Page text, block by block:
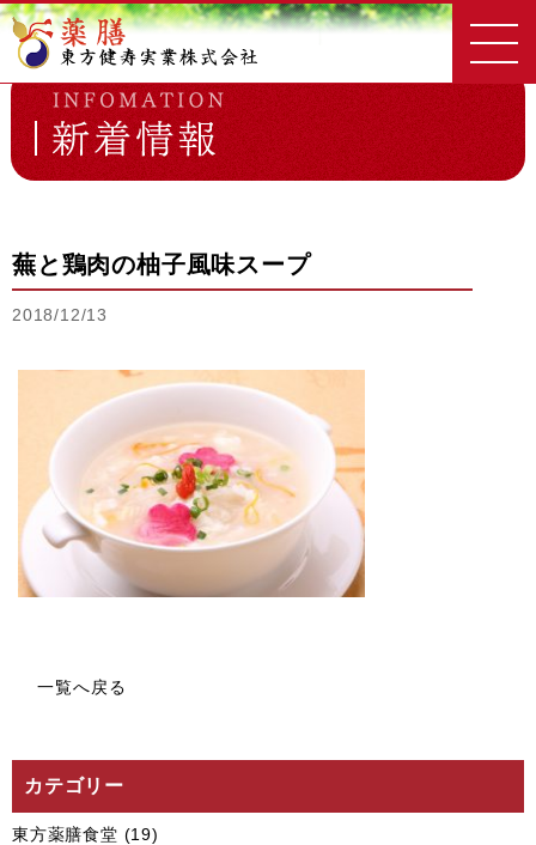
東方健寿実業 新着情報一覧 蕪と鶏肉の柚子風味スープ
蕪と鶏肉の柚子風味スープ
2018/12/13
一覧へ戻る
カテゴリー
東方薬膳食堂 (19)